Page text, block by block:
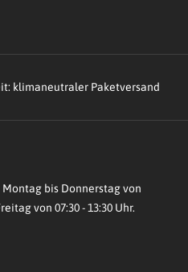
klimaneutraler Paketversand
bis Donnerstag von
von 07:30 - 13:30 Uhr.